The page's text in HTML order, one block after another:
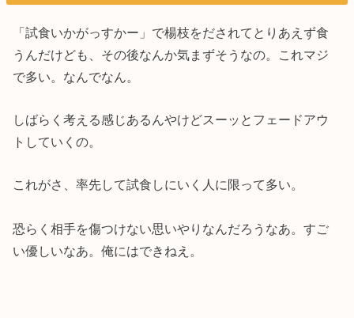
「試食いかがっすかー」で楊枝をだされてとりあえず食
うんだけども、その後なんか気まずそうなの。これマジ
で多い。なんでなん。
しばらく考える感じあるんやけどスーッとフェードアウ
トしていくの。
これがさ、率先して試食しにいく人に限って多い。
恐らく相手を傷つけない思いやりなんだろうなあ。すご
い優しいなあ。俺にはできねえ。